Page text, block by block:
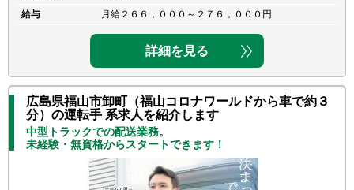
給与
月給２６６，０００～２７６，０００円
詳細を見る
広島県福山市卸町（福山コロナワールドから車で約３
分）の運転手 系求人を紹介します
中型トラックでの配送業務。
未経験・無資格からスタートできます！